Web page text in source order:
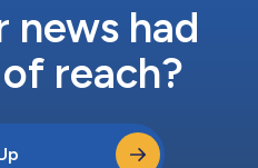
news had
reach?